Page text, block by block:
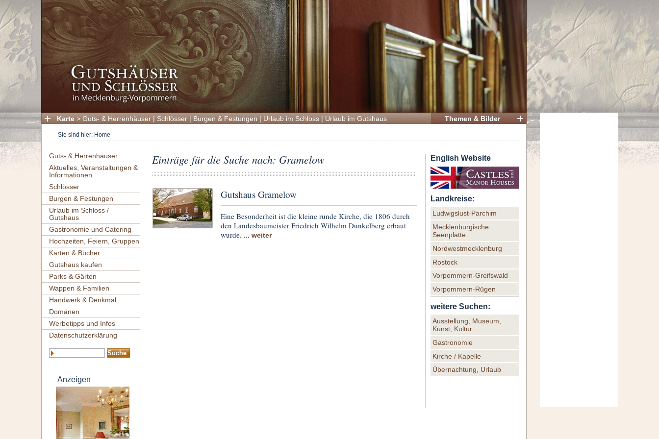
Themen & Bilder
Karte> Guts- & Herrenhäuser| Schlösser| Burgen & Festungen | Urlaub im Schloss| Urlaub im Gutshaus
Sie sind hier: Home
English Website
Landkreise:
Ludwigslust-Parchim
Mecklenburgische
Seenplatte
Nordwestmecklenburg
Rostock
Vorpommern-Greifswald
Vorpommern-Rügen
weitere Suchen:
Ausstellung, Museum,
Kunst, Kultur
Gastronomie
Kirche / Kapelle
Übernachtung, Urlaub
Guts- & Herrenhäuser
Aktuelles, Veranstaltungen &
Informationen
Schlösser
Burgen & Festungen
Urlaub im Schloss /
Gutshaus
Gastronomie und Catering
Hochzeiten, Feiern, Gruppen
Karten & Bücher
Gutshaus kaufen
Parks & Gärten
Wappen & Familien
Handwerk & Denkmal
Domänen
Werbetipps und Infos
Datenschutzerklärung
Anzeigen
Einträge für die Suche nach: Gramelow
Gutshaus Gramelow
Eine Besonderheit ist die kleine runde Kirche, die 1806 durch
den Landesbaumeister Friedrich Wilhelm Dunkelberg erbaut
wurde. ... weiter